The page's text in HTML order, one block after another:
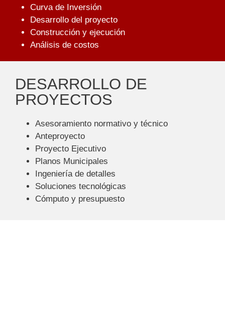
Curva de Inversión
Desarrollo del proyecto
Construcción y ejecución
Análisis de costos
DESARROLLO DE
PROYECTOS
Asesoramiento normativo y técnico
Anteproyecto
Proyecto Ejecutivo
Planos Municipales
Ingeniería de detalles
Soluciones tecnológicas
Cómputo y presupuesto